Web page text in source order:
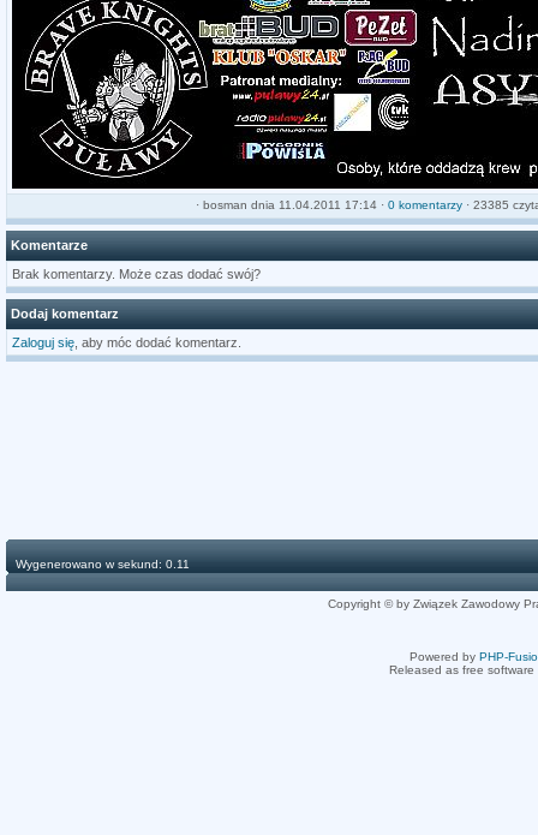
· bosman dnia 11.04.2011 17:14 · 0 komentarzy · 23385
Komentarze
Brak komentarzy. Może czas dodać swój?
Dodaj komentarz
Zaloguj się , aby móc dodać komentarz.
Wygenerowano w sekund: 0.11
Copyright © by Związek Zawodowy
Powered by PHP-
Released as free